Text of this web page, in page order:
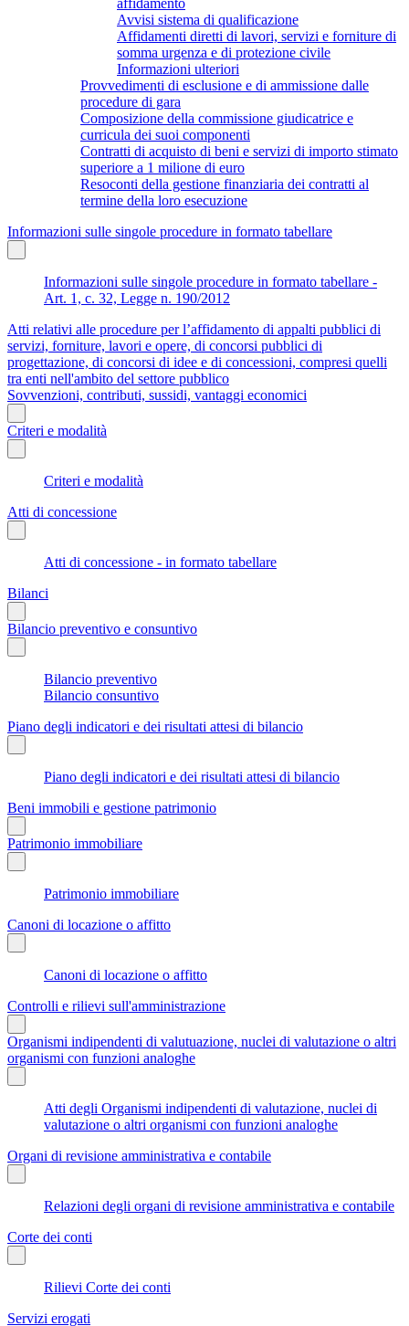
Avvisi sistema di qualificazione
Affidamenti diretti di lavori, servizi e forniture di
somma urgenza e di protezione civile
Informazioni ulteriori
Provvedimenti di esclusione e di ammissione dalle
procedure di gara
Composizione della commissione giudicatrice e
curricula dei suoi componenti
Contratti di acquisto di beni e servizi di importo stimato
superiore a 1 milione di euro
Resoconti della gestione finanziaria dei contratti al
termine della loro esecuzione
Informazioni sulle singole procedure in formato tabellare
Informazioni sulle singole procedure in formato tabellare -
Art. 1, c. 32, Legge n. 190/2012
Atti relativi alle procedure per l’affidamento di appalti pubblici di
servizi, forniture, lavori e opere, di concorsi pubblici di
progettazione, di concorsi di idee e di concessioni, compresi quelli
tra enti nell'ambito del settore pubblico
Sovvenzioni, contributi, sussidi, vantaggi economici
Criteri e modalità
Criteri e modalità
Atti di concessione
Atti di concessione - in formato tabellare
Bilanci
Bilancio preventivo e consuntivo
Bilancio preventivo
Bilancio consuntivo
Piano degli indicatori e dei risultati attesi di bilancio
Piano degli indicatori e dei risultati attesi di bilancio
Beni immobili e gestione patrimonio
Patrimonio immobiliare
Patrimonio immobiliare
Canoni di locazione o affitto
Canoni di locazione o affitto
Controlli e rilievi sull'amministrazione
Organismi indipendenti di valutuazione, nuclei di valutazione o altri
organismi con funzioni analoghe
Atti degli Organismi indipendenti di valutazione, nuclei di
valutazione o altri organismi con funzioni analoghe
Organi di revisione amministrativa e contabile
Relazioni degli organi di revisione amministrativa e contabile
Corte dei conti
Rilievi Corte dei conti
Servizi erogati